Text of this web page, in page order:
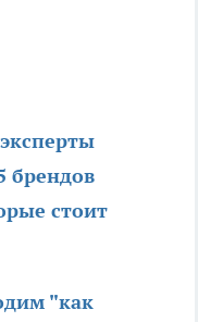
брендов
стоит
"как